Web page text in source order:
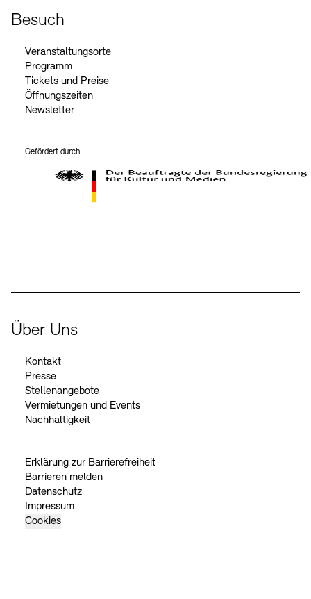
Besuch
Veranstaltungsorte
Programm
Tickets und Preise
Öffnungszeiten
Newsletter
Gefördert durch
Über Uns
Kontakt
Presse
Stellenangebote
Vermietungen und Events
Nachhaltigkeit
Erklärung zur Barrierefreiheit
Barrieren melden
Datenschutz
Impressum
Cookies